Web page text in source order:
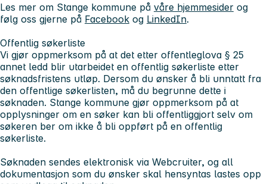
Les mer om Stange kommune på våre hjemmesider og
følg oss gjerne på Facebook og LinkedIn.
Offentlig søkerliste
Vi gjør oppmerksom på at det etter offentleglova § 25
annet ledd blir utarbeidet en offentlig søkerliste etter
søknadsfristens utløp. Dersom du ønsker å bli unntatt fra
den offentlige søkerlisten, må du begrunne dette i
søknaden. Stange kommune gjør oppmerksom på at
opplysninger om en søker kan bli offentliggjort selv om
søkeren ber om ikke å bli oppført på en offentlig
søkerliste.
Søknaden sendes elektronisk via Webcruiter, og all
dokumentasjon som du ønsker skal hensyntas lastes opp